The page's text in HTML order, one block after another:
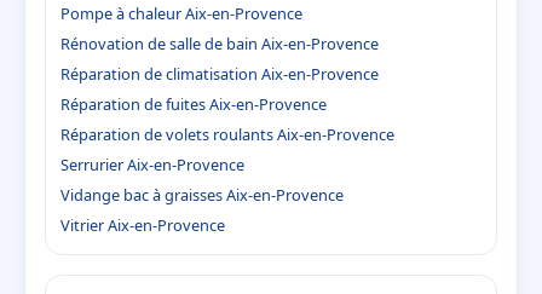
Pompe à chaleur Aix-en-Provence
Rénovation de salle de bain Aix-en-Provence
Réparation de climatisation Aix-en-Provence
Réparation de fuites Aix-en-Provence
Réparation de volets roulants Aix-en-Provence
Serrurier Aix-en-Provence
Vidange bac à graisses Aix-en-Provence
Vitrier Aix-en-Provence